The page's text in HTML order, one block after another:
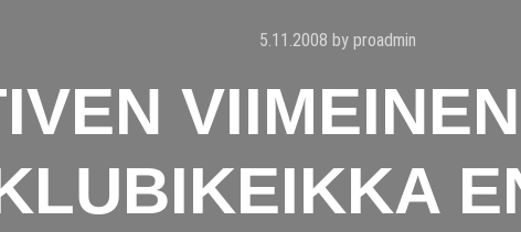
5.11.2008 by proadmin